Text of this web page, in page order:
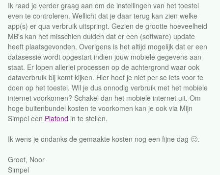
Ik raad je verder graag aan om de instellingen van het toestel
even te controleren. Wellicht dat je daar terug kan zien welke
app(s) er qua verbruik uitspringt. Gezien de grootte hoeveelheid
MB's kan het misschien duiden dat er een (software) update
heeft plaatsgevonden. Overigens is het altijd mogelijk dat er een
datasessie wordt opgestart indien jouw mobiele gegevens aan
staat. Er lopen allerlei processen op de achtergrond waar ook
dataverbruik bij komt kijken. Hier hoef je niet per se iets voor te
doen op het toestel. Wil je dus onnodig verbruik met het mobiele
internet voorkomen? Schakel dan het mobiele internet uit. Om
hoge buitenbundel kosten te voorkomen kan je ook via Mijn
Simpel een Plafond in te stellen.
Ik wens je ondanks de gemaakte kosten nog een fijne dag 🙂.
Groet, Noor
Simpel